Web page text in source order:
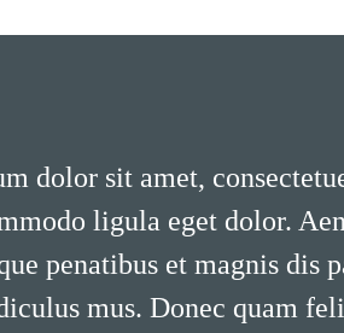
dolor sit amet,
ligula eget dolor.
penatibus et magnis dis
mus. Donec quam